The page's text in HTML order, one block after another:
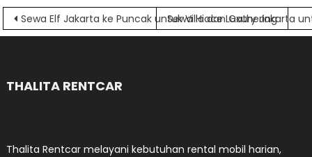
Navigasi
Sewa Elf Jakarta ke Puncak untuk Villa dan Gathering
Sewa Hiace Luxury Jakarta
THALITA RENTCAR
Thalita Rentcar melayani kebutuhan rental mobil harian,